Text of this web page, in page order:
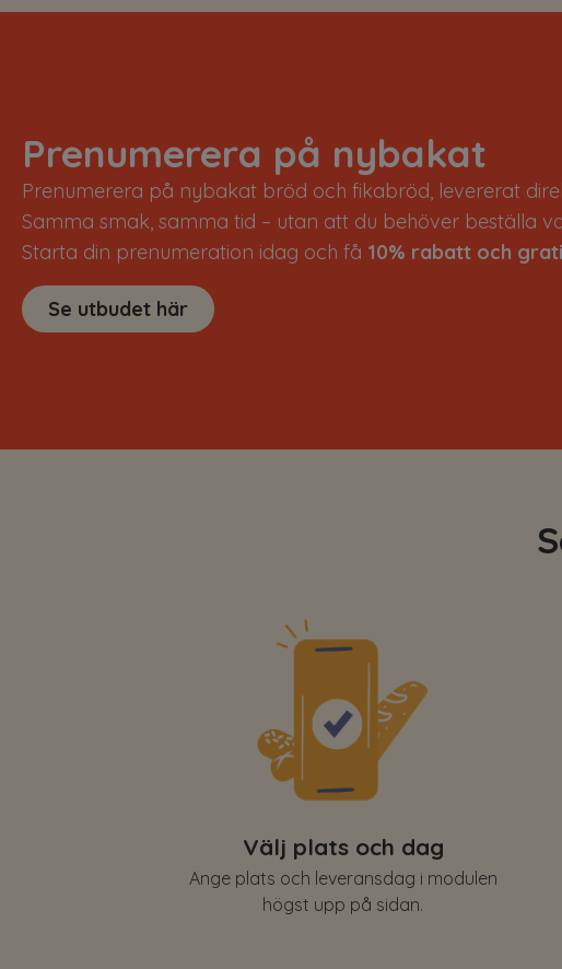
Prenumerera på nybakat
Prenumerera på nybakat bröd och fikabröd, levererat
Samma smak, samma tid – utan att du behöver beställa
Starta din prenumeration idag och få 10% rabatt och
Se utbudet här
Välj plats och dag
Ange plats och leveransdag i modulen
högst upp på sidan.